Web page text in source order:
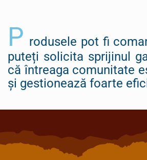
P rodusele pot fi
puteți solicita sprijinul
că întreaga comunitate
și gestionează foarte